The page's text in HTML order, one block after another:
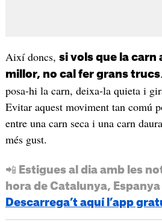
Així doncs, si vols que la carn
millor, no cal fer grans trucs
posa-hi la carn, deixa-la quieta i
Evitar aquest moviment tan comú
entre una carn seca i una carn
més gust.
📲 Estigues al dia amb les
hora de Catalunya,
Descarrega’t aquí l’app